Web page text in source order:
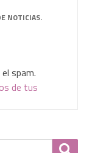
NOTICIAS.
spam.
de tus